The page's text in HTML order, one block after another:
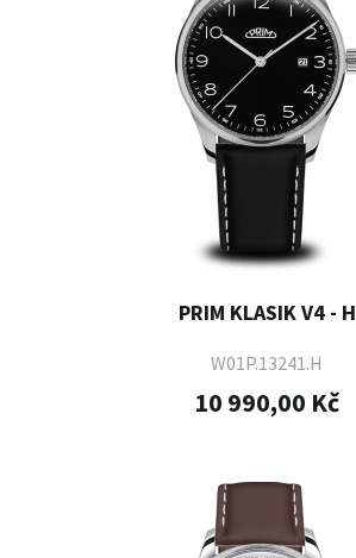
PRIM KLASIK V4 - H
W01P.13241.H
10 990,00 Kč